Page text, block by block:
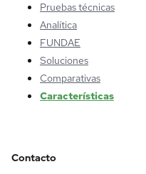
Pruebas técnicas
Analítica
FUNDAE
Soluciones
Comparativas
Características
Contacto